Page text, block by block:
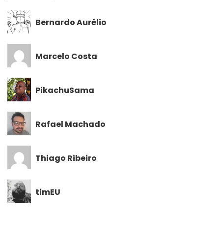
Bernardo Aurélio
Marcelo Costa
PikachuSama
Rafael Machado
Thiago Ribeiro
timEU